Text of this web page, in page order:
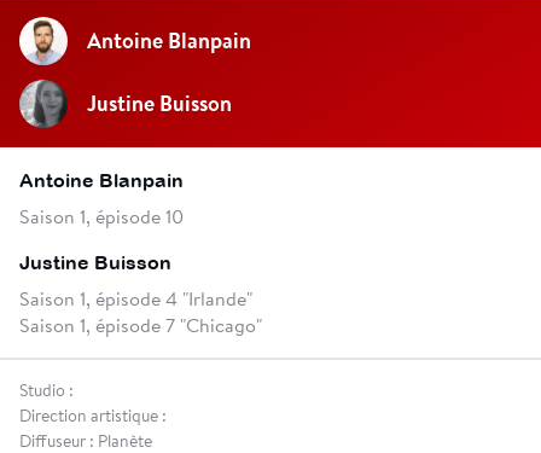
Antoine Blanpain
Justine Buisson
Antoine Blanpain
Saison 1, épisode 10
Justine Buisson
Saison 1, épisode 4 "Irlande"
Saison 1, épisode 7 "Chicago"
Studio :
Direction artistique :
Diffuseur : Planète